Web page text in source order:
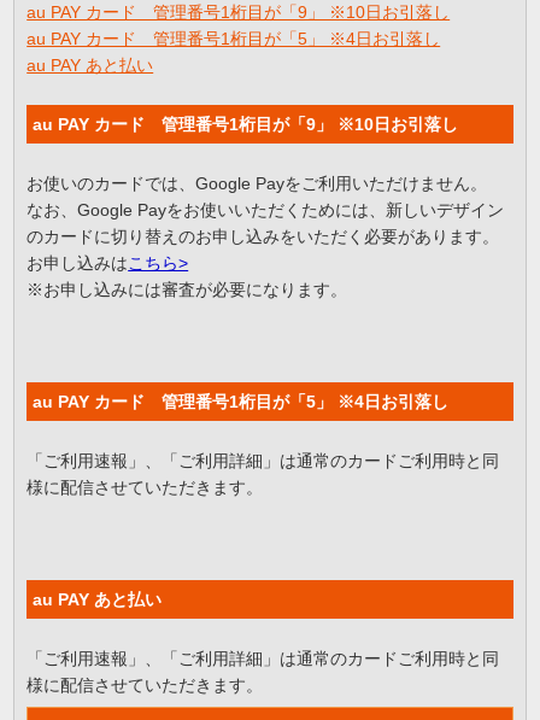
au PAY カード 管理番号1桁目が「9」 ※10日お引落し
au PAY カード 管理番号1桁目が「5」 ※4日お引落し
au PAY あと払い
au PAY カード 管理番号1桁目が「9」 ※10日お引落し
お使いのカードでは、Google Payをご利用いただけません。
なお、Google Payをお使いいただくためには、新しいデザイン
のカードに切り替えのお申し込みをいただく必要があります。
お申し込みはこちら>
※お申し込みには審査が必要になります。
au PAY カード 管理番号1桁目が「5」 ※4日お引落し
「ご利用速報」、「ご利用詳細」は通常のカードご利用時と同
様に配信させていただきます。
au PAY あと払い
「ご利用速報」、「ご利用詳細」は通常のカードご利用時と同
様に配信させていただきます。